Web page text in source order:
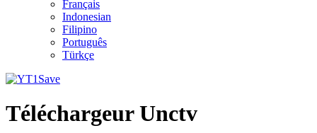
Français
Indonesian
Filipino
Português
Türkçe
Téléchargeur Unctv